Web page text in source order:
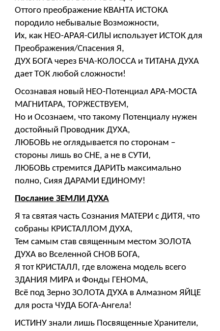
Оттого преображение КВАНТА ИСТОКА
породило небывалые Возможности,
Их, как НЕО-АРАЯ-СИЛЫ использует ИСТОК для
Преображения/Спасения Я,
ДУХ БОГА через БЧА-КОЛОССА и ТИТАНА ДУХА
дает ТОК любой сложности!
Осознавая новый НЕО-Потенциал АРА-МОСТА
МАГНИТАРА, ТОРЖЕСТВУЕМ,
Но и Осознаем, что такому Потенциалу нужен
достойный Проводник ДУХА,
ЛЮБОВЬ не оглядывается по сторонам –
стороны лишь во СНЕ, а не в СУТИ,
ЛЮБОВЬ стремится ДАРИТЬ максимально
полно, Сияя ДАРАМИ ЕДИНОМУ!
Послание ЗЕМЛИ ДУХА
Я та святая часть Сознания МАТЕРИ с ДИТЯ, что
собраны КРИСТАЛЛОМ ДУХА,
Тем самым став священным местом ЗОЛОТА
ДУХА во Вселенной СНОВ БОГА,
Я тот КРИСТАЛЛ, где вложена модель всего
ЗДАНИЯ МИРА и Фонды ГЕНОМА,
Всё под Зерно ЗОЛОТА ДУХА в Алмазном ЯЙЦЕ
для роста ЧУДА БОГА-Ангела!
ИСТИНУ знали лишь Посвященные Хранители,